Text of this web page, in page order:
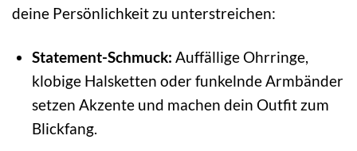
deine Persönlichkeit zu unterstreichen:
Statement-Schmuck: Auffällige Ohrringe,
klobige Halsketten oder funkelnde Armbänder
setzen Akzente und machen dein Outfit zum
Blickfang.